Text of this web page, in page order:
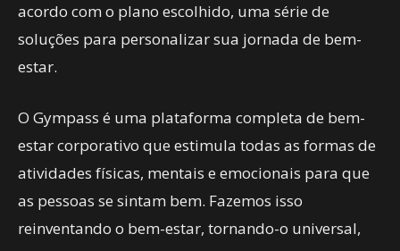
acordo com o plano escolhido, uma série de
soluções para personalizar sua jornada de bem-
estar.
O Gympass é uma plataforma completa de bem-
estar corporativo que estimula todas as formas de
atividades físicas, mentais e emocionais para que
as pessoas se sintam bem. Fazemos isso
reinventando o bem-estar, tornando-o universal,